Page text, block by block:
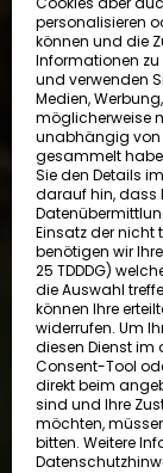
personalisieren
können und die
Informationen zu
und verwenden
Medien,
möglicherweise
unabhängig von
gesammelt
Sie den Details
darauf hin, dass
Einsatz der nicht
benötigen wir
25 TDDDG)
die Auswahl
können Ihre
widerrufen. Um
diesen Dienst im
Consent-Tool
direkt beim
sind und Ihre
möchten,
bitten. Weitere